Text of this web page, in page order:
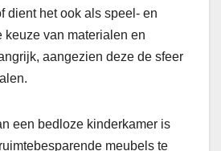
dient het ook als speel- en
keuze van materialen en
aangezien deze de sfeer
een bedloze kinderkamer is
meubels te